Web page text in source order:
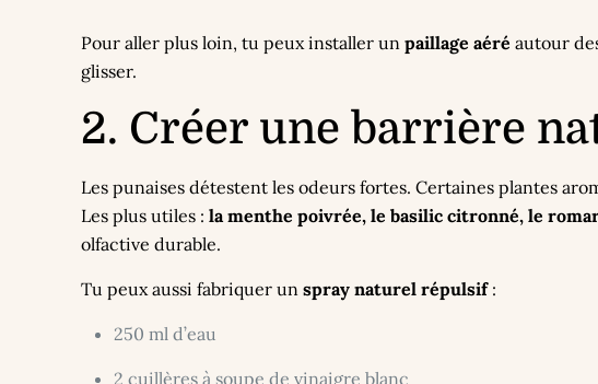
Pour aller plus loin, tu peux installer unpaillage aéré autour
glisser.
2. Créer une barrière
Les punaises détestent les odeurs fortes. Certaines plantes
Les plus utiles :la menthe poivrée, le basilic citronné, le
olfactive durable.
Tu peux aussi fabriquer unspray naturel répulsif:
250 ml d’eau
2 cuillères à soupe de vinaigre blanc